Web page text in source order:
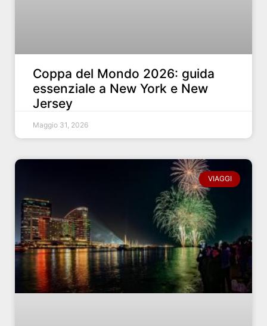
Coppa del Mondo 2026: guida
essenziale a New York e New
Jersey
Maggio 31, 2026
VIAGGI